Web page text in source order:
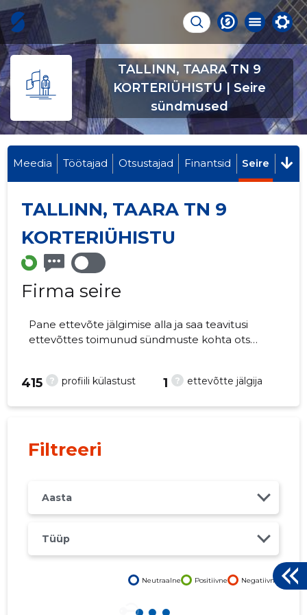
TALLINN, TAARA TN 9
KORTERIÜHISTU | Seire
sündmused
Meedia Töötajad Otsustajad Finantsid Seire
TALLINN, TAARA TN 9
KORTERIÜHISTU
Firma seire
Pane ettevõte jälgimise alla ja saa teavitusi
ettevõttes toimunud sündmuste kohta otse
? profiili külastust
415 ? ettevõtte jälgija
1
Filtreeri
Aasta
Tüüp
Neutraalne Positiivne Negatiivne